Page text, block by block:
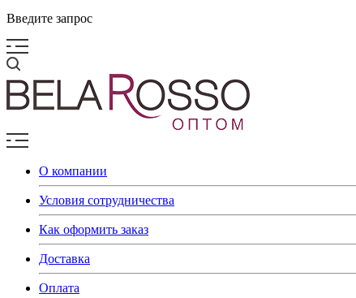
Введите запрос
О компании
Условия сотрудничества
Как оформить заказ
Доставка
Оплата